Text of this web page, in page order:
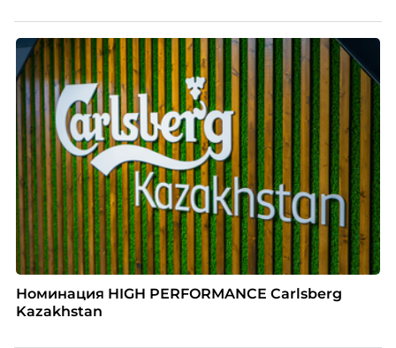
Номинация HIGH PERFORMANCE Carlsberg
Kazakhstan